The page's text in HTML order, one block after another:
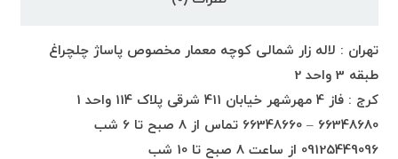
تهران : لاله زار شمالی کوچه معمار مخصوص پاساژ چلچراغ
طبقه 3 واحد 2
کرج : فاز 4 مهرشهر خیابان 411 شرقی پلاک 114 واحد 1
66348680 – 66348660 تماس از 8 صبح تا 6 شب
09125449096 از ساعت 8 صبح تا 10 شب